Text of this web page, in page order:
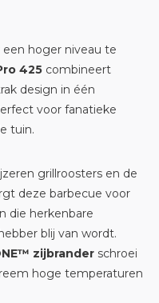
een hoger niveau te
425 combineert
design in één
voor fanatieke
tuin.
grillroosters en de
deze barbecue voor
die herkenbare
blij van wordt.
zijbrander schroei
hoge temperaturen